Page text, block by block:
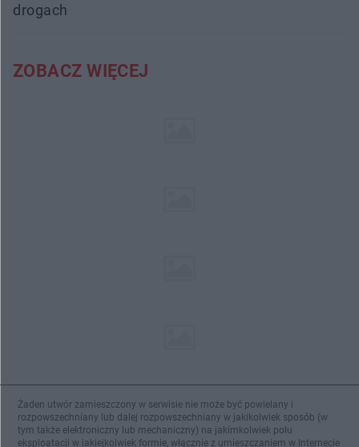
drogach
ZOBACZ WIĘCEJ
Żaden utwór zamieszczony w serwisie nie może być powielany i
rozpowszechniany lub dalej rozpowszechniany w jakikolwiek sposób (w
tym także elektroniczny lub mechaniczny) na jakimkolwiek polu
eksploatacji w jakiejkolwiek formie, włącznie z umieszczaniem w Internecie